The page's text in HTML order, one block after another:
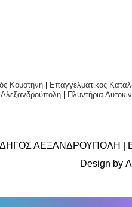
ΑΕΞΑΝΔΡΟΥΠΟΛΗ
Design by
Κομοτηνή
Επαγγελματικος
Αλεξανδρούπολη Πλυντήρια